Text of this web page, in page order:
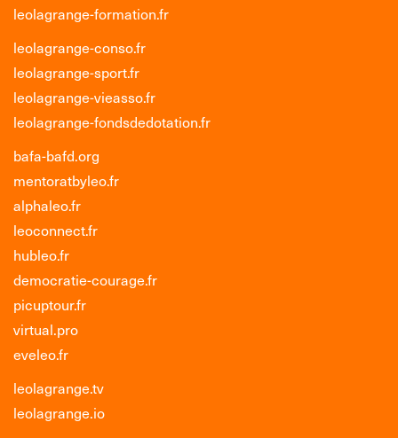
leolagrange-formation.fr
leolagrange-conso.fr
leolagrange-sport.fr
leolagrange-vieasso.fr
leolagrange-fondsdedotation.fr
bafa-bafd.org
mentoratbyleo.fr
alphaleo.fr
leoconnect.fr
hubleo.fr
democratie-courage.fr
picuptour.fr
virtual.pro
eveleo.fr
leolagrange.tv
leolagrange.io